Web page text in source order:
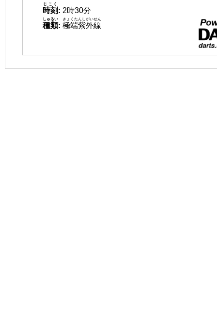
時刻
じこく
: 2時30分
種類
しゅるい
: 極端紫外線
きょくたんしがいせん